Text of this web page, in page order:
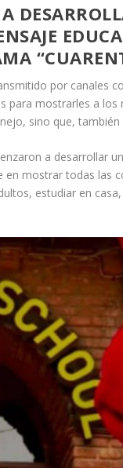
por canales
mostrarles a los
sino que, también
a desarrollar
en mostrar todas las
estudiar en